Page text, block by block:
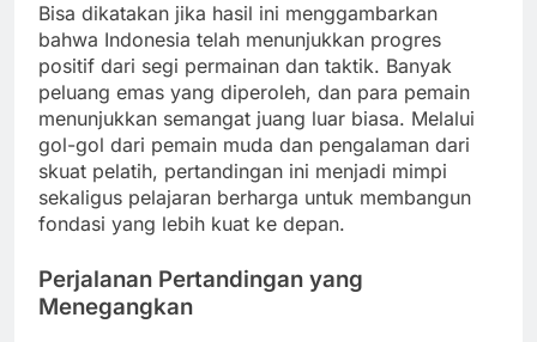
Bisa dikatakan jika hasil ini menggambarkan
bahwa Indonesia telah menunjukkan progres
positif dari segi permainan dan taktik. Banyak
peluang emas yang diperoleh, dan para pemain
menunjukkan semangat juang luar biasa. Melalui
gol-gol dari pemain muda dan pengalaman dari
skuat pelatih, pertandingan ini menjadi mimpi
sekaligus pelajaran berharga untuk membangun
fondasi yang lebih kuat ke depan.
Perjalanan Pertandingan yang
Menegangkan